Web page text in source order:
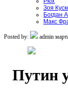
Зоя
Богдан
Макс
Posted by: admin
Путин